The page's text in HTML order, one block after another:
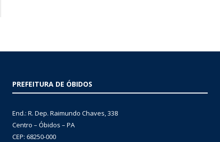
PREFEITURA DE ÓBIDOS
End.: R. Dep. Raimundo Chaves, 338
Centro – Óbidos – PA
CEP: 68250-000